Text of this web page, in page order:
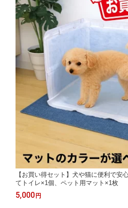
【お買い得セット】犬や猫に便利で
てトイレ×1個、ペット用マット×1枚
5,000 円